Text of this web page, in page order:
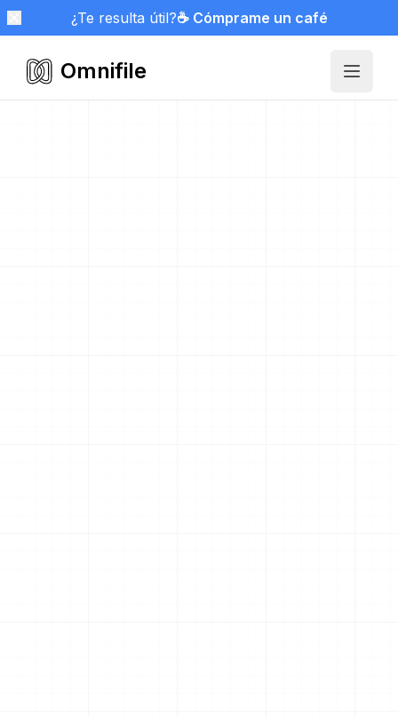
¿Te resulta útil?☕ Cómprame un café
Omnifile